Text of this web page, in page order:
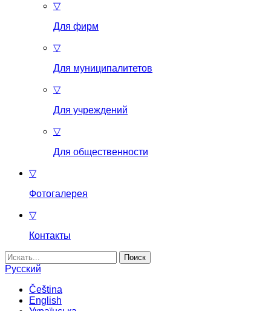
▽
Для фирм
▽
Для муниципалитетов
▽
Для учреждений
▽
Для общественности
▽
Фотогалерея
▽
Контакты
Найти:
Русский
Čeština
English